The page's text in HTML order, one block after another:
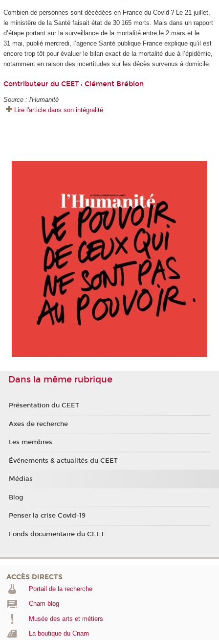
Combien de personnes sont décédées en France du Covid ? Le 21 juillet,
le ministère de la Santé faisait état de 30 165 morts. Mais dans un rapport
d’étape portant sur la surveillance de la mortalité entre le 2 mars et le
31 mai, publié mercredi, l’agence Santé publique France explique qu’il est
encore trop tôt pour évaluer le bilan exact de la mortalité due à l’épidémie,
notamment en raison des incertitudes sur les décès survenus à domicile.
Contributeur du CEET : Clément Brébion
Source : l'Humanité
Lire l'article dans son intégralité
Dans la même rubrique
Présentation du CEET
Axes de recherche
Les membres
Événements & actualités du CEET
Médias
Blog
Penser la crise Covid-19
Fonds documentaire du CEET
ACCÈS DIRECTS
Portail de la recherche
Cnam blog
Musée des arts et métiers
La boutique du Cnam